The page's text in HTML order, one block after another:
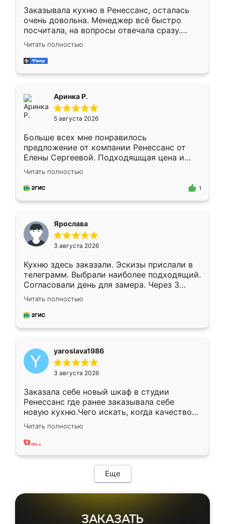
Заказывала кухню в Ренессанс, осталась
очень довольна. Менеджер всё быстро
посчитала, на вопросы отвечала сразу.
Замерщик приехал в субботу, подошёл к
делу со всей ответственностью. Собрали
за день, ребята работали аккуратно, даже
Читать полностью
Аринка Р.
5 августа 2026
Больше всех мне понравилось
предложение от компании Ренессанс от
Елены Сергеевой. Подходяшщая цена и
короткие сроки изготовления. Приехавший
для замера сотрудник Владислав
предложил по моему эскизу самый
Читать полностью
1
Ярослава
3 августа 2026
Кухню здесь заказали. Эскизы прислали в
телеграмм. Выбрали наиболее подходящий.
Согласовали день для замера. Через 3
недели кухня была уже готова. Остались
довольны работой. Спасибо Ренессанс
мебель за качественную работу!
Читать полностью
yaroslava1986
3 августа 2026
Заказала себе новый шкаф в студии
Ренессанс где ранее заказывала себе
новую кухню.Чего искать, когда качеством
вполне довольна. Служит кухня уже почти
два года, нареканий нет.
Читать полностью
Еще
ЗАКАЗАТЬ